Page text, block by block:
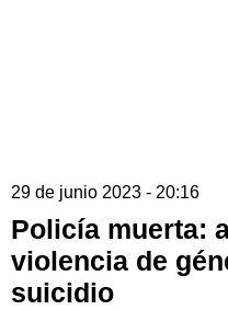
29 de junio 2023 - 20:16
Policía muerta:
violencia de
suicidio